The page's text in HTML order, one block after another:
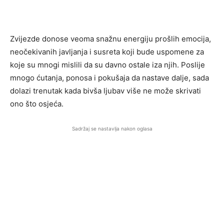
Zvijezde donose veoma snažnu energiju prošlih emocija,
neočekivanih javljanja i susreta koji bude uspomene za
koje su mnogi mislili da su davno ostale iza njih. Poslije
mnogo ćutanja, ponosa i pokušaja da nastave dalje, sada
dolazi trenutak kada bivša ljubav više ne može skrivati
ono što osjeća.
Sadržaj se nastavlja nakon oglasa